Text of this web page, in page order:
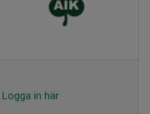
Logga in här